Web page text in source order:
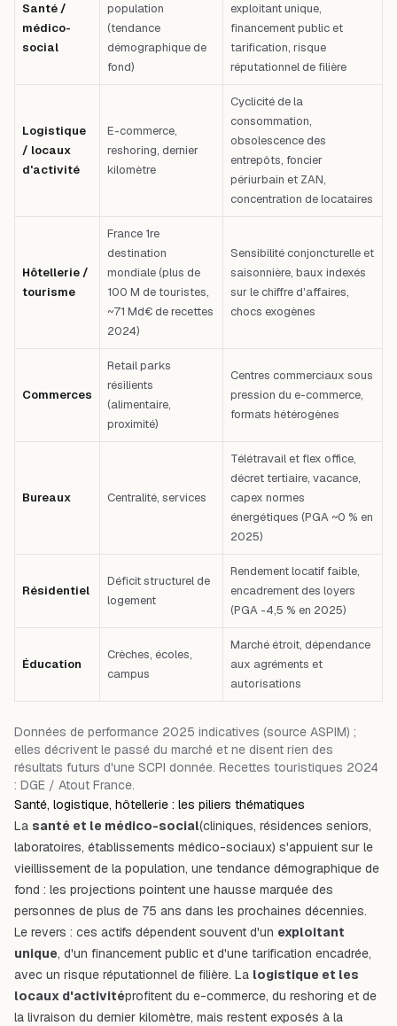
Santé /
médico-
social
population
(tendance
démographique de
fond)
exploitant unique,
financement public et
tarification, risque
réputationnel de filière
Logistique
/ locaux
d'activité
E-commerce,
reshoring, dernier
kilomètre
Cyclicité de la
consommation,
obsolescence des
entrepôts, foncier
périurbain et ZAN,
concentration de locataires
Hôtellerie /
tourisme
France 1re
destination
mondiale (plus de
100 M de touristes,
~71 Md€ de recettes
2024)
Sensibilité conjoncturelle et
saisonnière, baux indexés
sur le chiffre d'affaires,
chocs exogènes
Commerces
Retail parks
résilients
(alimentaire,
proximité)
Centres commerciaux sous
pression du e-commerce,
formats hétérogènes
Bureaux Centralité, services
Télétravail et flex office,
décret tertiaire, vacance,
capex normes
énergétiques (PGA ~0 % en
2025)
Résidentiel
Déficit structurel de
logement
Rendement locatif faible,
encadrement des loyers
(PGA -4,5 % en 2025)
Éducation
Crèches, écoles,
campus
Marché étroit, dépendance
aux agréments et
autorisations
Données de performance 2025 indicatives (source ASPIM) ;
elles décrivent le passé du marché et ne disent rien des
résultats futurs d'une SCPI donnée. Recettes touristiques 2024
: DGE / Atout France.
Santé, logistique, hôtellerie : les piliers thématiques
La santé et le médico-social(cliniques, résidences seniors,
laboratoires, établissements médico-sociaux) s'appuient sur le
vieillissement de la population, une tendance démographique de
fond : les projections pointent une hausse marquée des
personnes de plus de 75 ans dans les prochaines décennies.
Le revers : ces actifs dépendent souvent d'un exploitant
unique, d'un financement public et d'une tarification encadrée,
avec un risque réputationnel de filière. La logistique et les
locaux d'activitéprofitent du e-commerce, du reshoring et de
la livraison du dernier kilomètre, mais restent exposés à la